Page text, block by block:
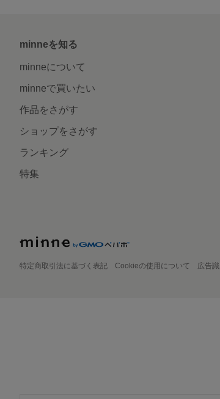
minneを知る
minneについて
minneで買いたい
作品をさがす
ショップをさがす
ランキング
特集
特定商取引法に基づく表記 Cookieの使用について 広告